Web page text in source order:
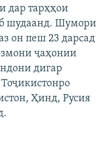
дар тарҳҳои
шудаанд. Шумори
он пеш 23 дарсад
ҷаҳонии
дигар
Ҳинд, Русия